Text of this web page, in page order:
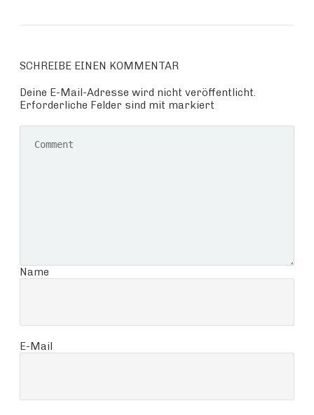
SCHREIBE EINEN KOMMENTAR
Deine E-Mail-Adresse wird nicht veröffentlicht.
Erforderliche Felder sind mit markiert
Name
E-Mail